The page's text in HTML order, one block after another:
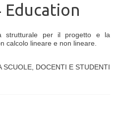
Education
strutturale per il progetto e la
calcolo lineare e non lineare.
SCUOLE, DOCENTI E STUDENTI